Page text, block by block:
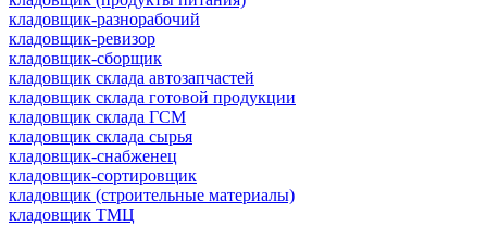
кладовщик-разнорабочий
кладовщик-ревизор
кладовщик-сборщик
кладовщик склада автозапчастей
кладовщик склада готовой продукции
кладовщик склада ГСМ
кладовщик склада сырья
кладовщик-снабженец
кладовщик-сортировщик
кладовщик (строительные материалы)
кладовщик ТМЦ